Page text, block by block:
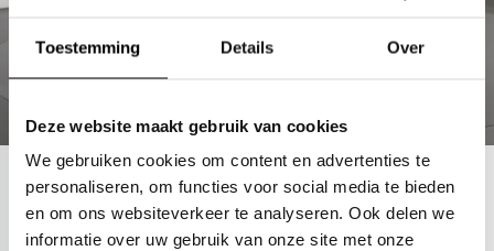
Toestemming Details Over
Deze website maakt gebruik van cookies
We gebruiken cookies om content en advertenties te
personaliseren, om functies voor social media te bieden
en om ons websiteverkeer te analyseren. Ook delen we
informatie over uw gebruik van onze site met onze
Audi e-tron
55 quattro Advanced 95 kWh